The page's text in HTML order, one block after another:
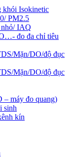
khói Isokinetic
PM2.5
nhỏ/ IAQ
đo đa chỉ tiêu
Mặn/DO/độ đục
Mặn/DO/độ đục
– máy đo quang)
sinh
kín